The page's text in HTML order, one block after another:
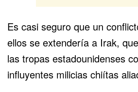
Es casi seguro que un
ellos se extendería a Irak,
las tropas estadounidenses
influyentes milicias chiítas